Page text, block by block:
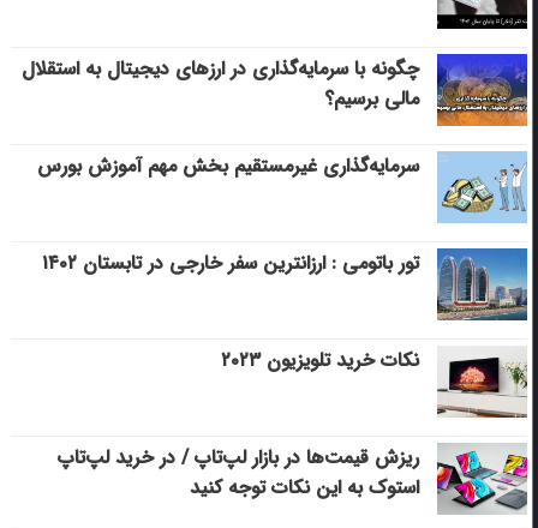
چگونه با سرمایه‌گذاری در ارزهای دیجیتال به استقلال
مالی برسیم؟
سرمایه‌گذاری غیرمستقیم بخش مهم آموزش بورس
تور باتومی : ارزانترین سفر خارجی در تابستان ۱۴۰۲
نکات خرید تلویزیون ۲۰۲۳
ریزش قیمت‌ها در بازار لپ‌تاپ / در خرید لپ‌تاپ
استوک به این نکات توجه کنید